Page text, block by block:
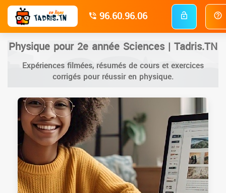
96.60.96.06
Physique pour 2e année Sciences | Tadris.TN
Expériences filmées, résumés de cours et exercices
corrigés pour réussir en physique.